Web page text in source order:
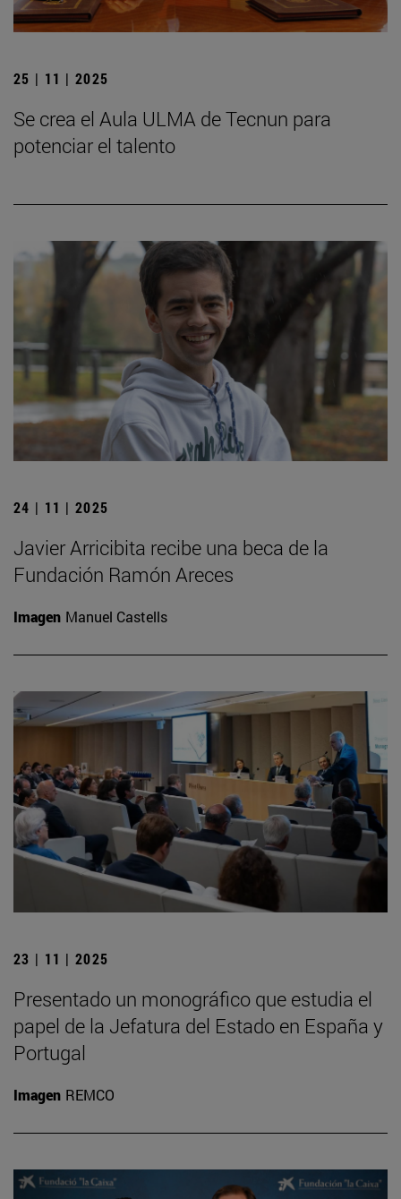
25 | 11 | 2025
Se crea el Aula ULMA de Tecnun para
potenciar el talento
24 | 11 | 2025
Javier Arricibita recibe una beca de la
Fundación Ramón Areces
Imagen Manuel Castells
23 | 11 | 2025
Presentado un monográfico que estudia el
papel de la Jefatura del Estado en España y
Portugal
Imagen REMCO